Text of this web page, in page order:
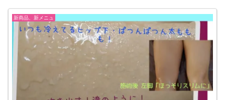
新商品、新メニュ